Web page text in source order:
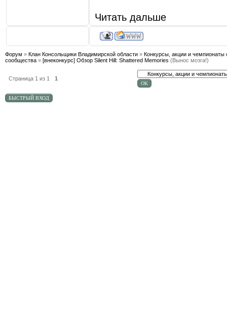
Читать дальше
Форум » Клан Консольщики Владимирской области » Конкурсы, акции и чемпионаты
сообщества » [внеконкурс] Обзор Silent Hill: Shattered Memories (Вынос мозга!)
Страница 1 из 1 1